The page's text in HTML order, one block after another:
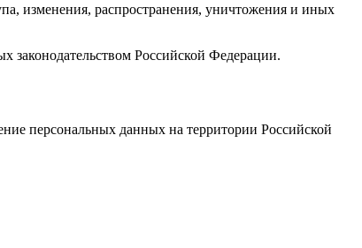
изменения, распространения, уничтожения и иных
законодательством Российской Федерации.
персональных данных на территории Российской